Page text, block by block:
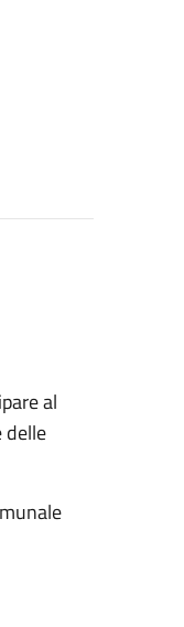
al
delle